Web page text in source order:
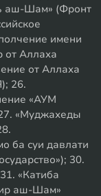
аш-Шам» (Фронт
имени
от Аллаха
от Аллаха
26.
«АУМ
«Муджахеды
ба суи давлати
30.
«Катиба
аш-Шам»